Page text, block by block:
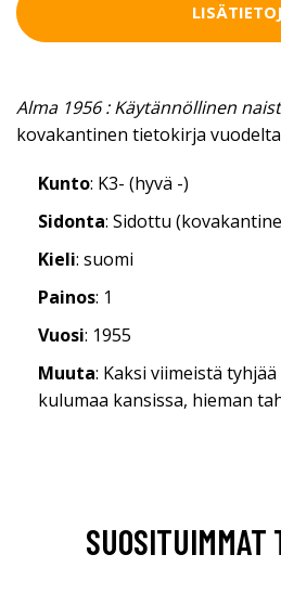
Alma 1956 : Käytännöllinen
kovakantinen tietokirja
Kunto: K3- (hyvä -)
Sidonta: Sidottu
Kieli: suomi
Painos: 1
Vuosi: 1955
Muuta: Kaksi viimeistä
kulumaa kansissa, hieman
SUOSITUIMMAT